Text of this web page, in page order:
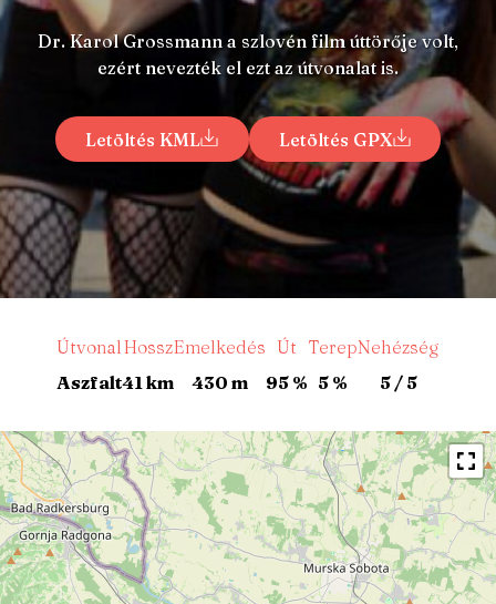
Dr. Karol Grossmann a szlovén film úttörője volt,
ezért nevezték el ezt az útvonalat is.
Letöltés KML Letöltés GPX
Útvonal
Aszfalt
Hossz
41 km
Emelkedés
430 m
Út
95 %
Terep
5 %
Nehézség
5 / 5